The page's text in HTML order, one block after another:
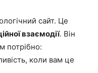
сайт. Це
взаємодії. Він
потрібно:
коли вам це